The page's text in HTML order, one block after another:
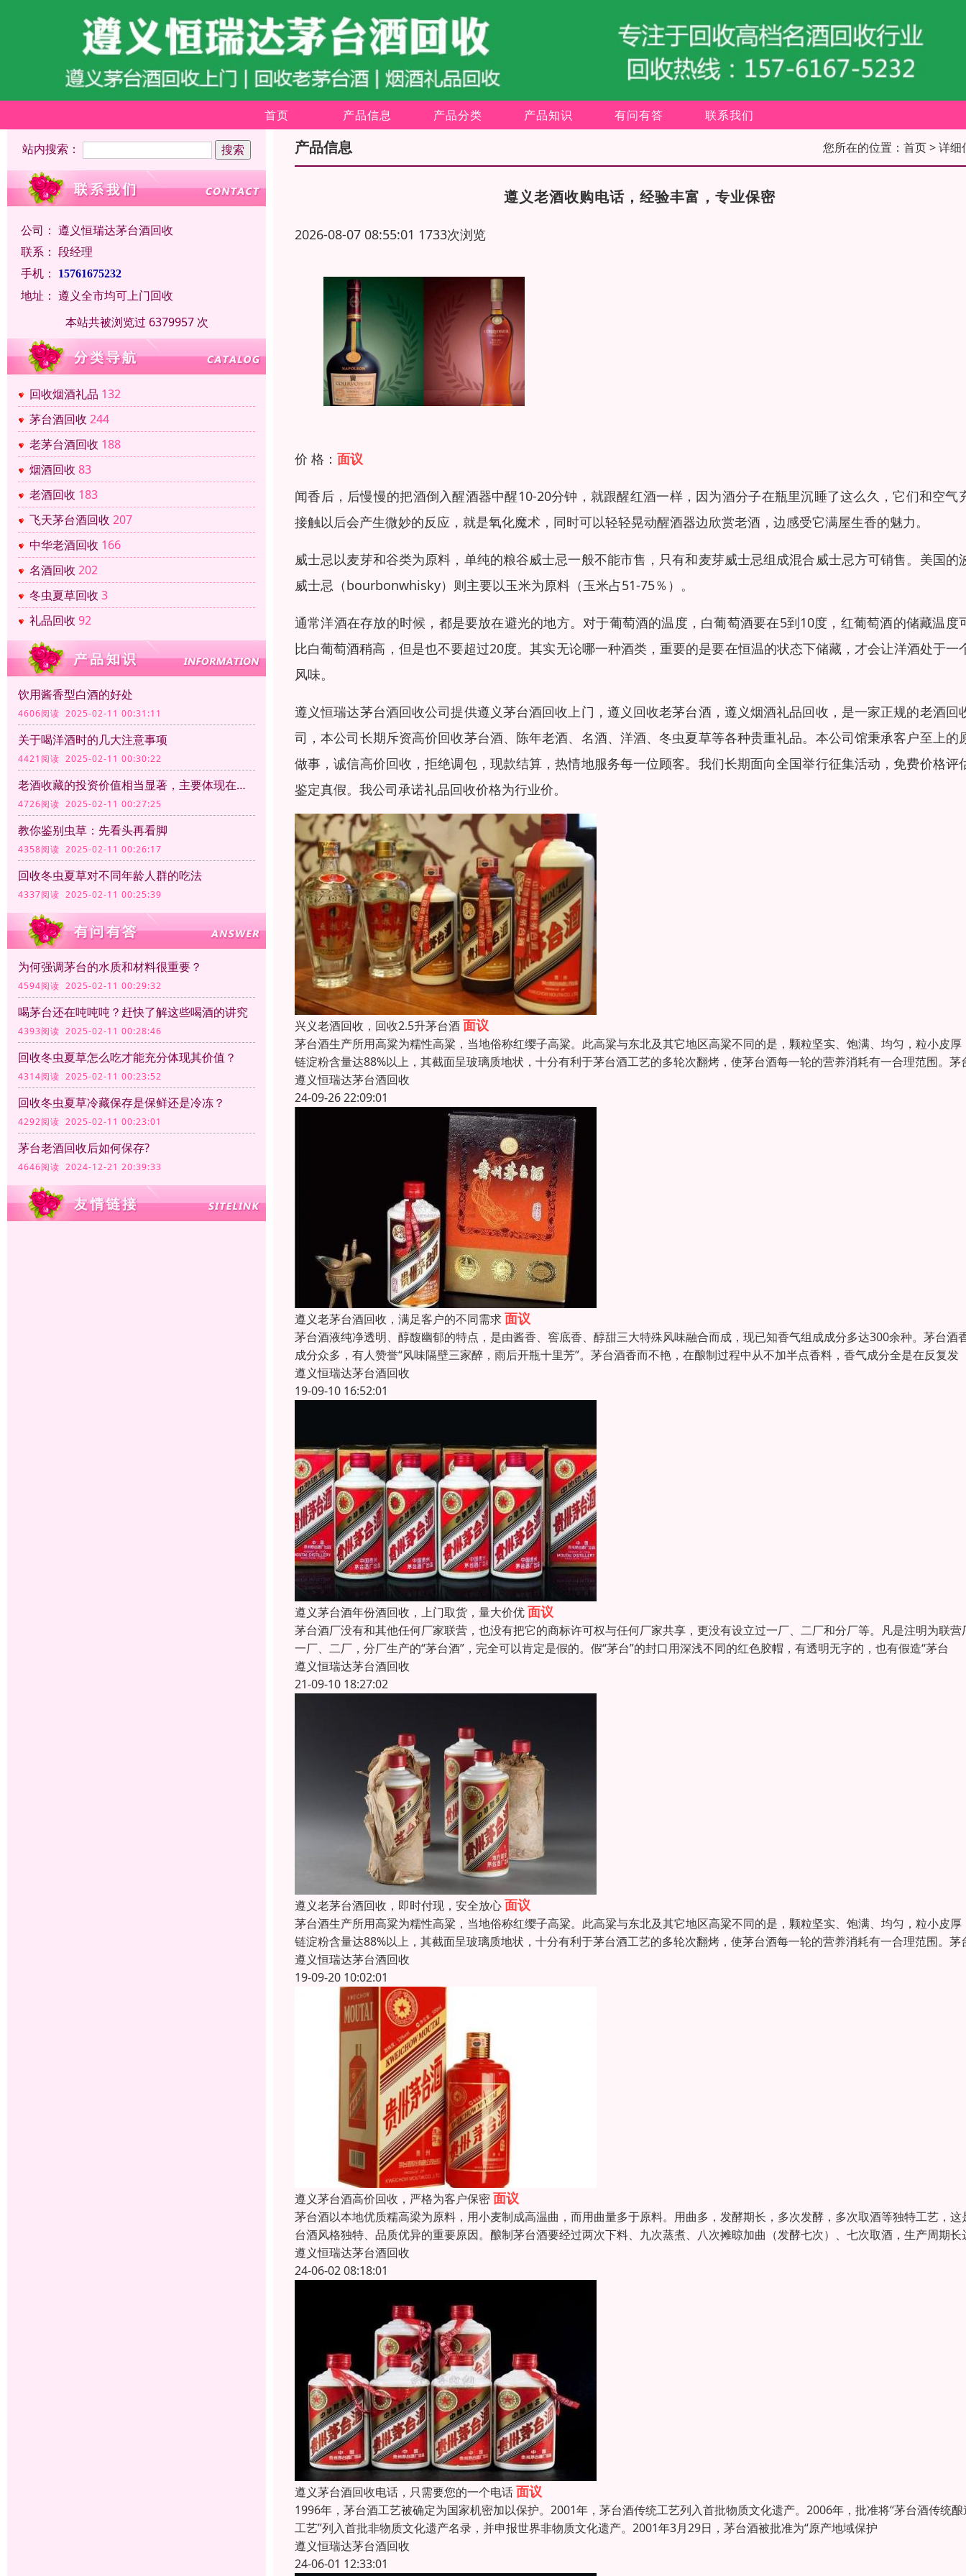
首页 产品信息 产品分类 产品知识 有问有答 联系我们
站内搜索：
公司： 遵义恒瑞达茅台酒回收
联系： 段经理
手机：
15761675232
地址： 遵义全市均可上门回收
本站共被浏览过 6379957 次
回收烟酒礼品 132
茅台酒回收 244
老茅台酒回收 188
烟酒回收 83
老酒回收 183
飞天茅台酒回收 207
中华老酒回收 166
名酒回收 202
冬虫夏草回收 3
礼品回收 92
饮用酱香型白酒的好处
4606阅读 2025-02-11 00:31:11
关于喝洋酒时的几大注意事项
4421阅读 2025-02-11 00:30:22
老酒收藏的投资价值相当显著，主要体现在以下几个方面
4726阅读 2025-02-11 00:27:25
教你鉴别虫草：先看头再看脚
4358阅读 2025-02-11 00:26:17
回收冬虫夏草对不同年龄人群的吃法
4337阅读 2025-02-11 00:25:39
为何强调茅台的水质和材料很重要？
4594阅读 2025-02-11 00:29:32
喝茅台还在吨吨吨？赶快了解这些喝酒的讲究
4393阅读 2025-02-11 00:28:46
回收冬虫夏草怎么吃才能充分体现其价值？
4314阅读 2025-02-11 00:23:52
回收冬虫夏草冷藏保存是保鲜还是冷冻？
4292阅读 2025-02-11 00:23:01
茅台老酒回收后如何保存?
4646阅读 2024-12-21 20:39:33
产品信息 您所在的位置： 首页> 详细
遵义老酒收购电话，经验丰富，专业保密
2026-08-07 08:55:01 1733次浏览
价 格： 面议
闻香后，后慢慢的把酒倒入醒酒器中醒10-20分钟，就跟醒红酒一样，因为酒分子在瓶里沉睡了这么久，它们和空气
接触以后会产生微妙的反应，就是氧化魔术，同时可以轻轻晃动醒酒器边欣赏老酒，边感受它满屋生香的魅力。
威士忌以麦芽和谷类为原料，单纯的粮谷威士忌一般不能市售，只有和麦芽威士忌组成混合威士忌方可销售。美国的
威士忌（bourbonwhisky）则主要以玉米为原料（玉米占51-75％）。
通常洋酒在存放的时候，都是要放在避光的地方。对于葡萄酒的温度，白葡萄酒要在5到10度，红葡萄酒的储藏温度
比白葡萄酒稍高，但是也不要超过20度。其实无论哪一种酒类，重要的是要在恒温的状态下储藏，才会让洋酒处于一
风味。
遵义恒瑞达茅台酒回收公司提供遵义茅台酒回收上门，遵义回收老茅台酒，遵义烟酒礼品回收，是一家正规的老酒回
司，本公司长期斥资高价回收茅台酒、陈年老酒、名酒、洋酒、冬虫夏草等各种贵重礼品。本公司馆秉承客户至上的
做事，诚信高价回收，拒绝调包，现款结算，热情地服务每一位顾客。我们长期面向全国举行征集活动，免费价格评
鉴定真假。我公司承诺礼品回收价格为行业价。
兴义老酒回收，回收2.5升茅台酒面议
茅台酒生产所用高粱为糯性高粱，当地俗称红缨子高粱。此高粱与东北及其它地区高粱不同的是，颗粒坚实、饱满、均匀，粒小皮厚
链淀粉含量达88%以上，其截面呈玻璃质地状，十分有利于茅台酒工艺的多轮次翻烤，使茅台酒每一轮的营养消耗有一合理范围。茅
遵义恒瑞达茅台酒回收
24-09-26 22:09:01
遵义老茅台酒回收，满足客户的不同需求面议
茅台酒液纯净透明、醇馥幽郁的特点，是由酱香、窖底香、醇甜三大特殊风味融合而成，现已知香气组成成分多达300余种。茅台酒
成分众多，有人赞誉“风味隔壁三家醉，雨后开瓶十里芳”。茅台酒香而不艳，在酿制过程中从不加半点香料，香气成分全是在反复发
遵义恒瑞达茅台酒回收
19-09-10 16:52:01
遵义茅台酒年份酒回收，上门取货，量大价优面议
茅台酒厂没有和其他任何厂家联营，也没有把它的商标许可权与任何厂家共享，更没有设立过一厂、二厂和分厂等。凡是注明为联营
一厂、二厂，分厂生产的“茅台酒”，完全可以肯定是假的。假“茅台”的封口用深浅不同的红色胶帽，有透明无字的，也有假造“茅台
遵义恒瑞达茅台酒回收
21-09-10 18:27:02
遵义老茅台酒回收，即时付现，安全放心面议
茅台酒生产所用高粱为糯性高粱，当地俗称红缨子高粱。此高粱与东北及其它地区高粱不同的是，颗粒坚实、饱满、均匀，粒小皮厚
链淀粉含量达88%以上，其截面呈玻璃质地状，十分有利于茅台酒工艺的多轮次翻烤，使茅台酒每一轮的营养消耗有一合理范围。茅
遵义恒瑞达茅台酒回收
19-09-20 10:02:01
遵义茅台酒高价回收，严格为客户保密面议
茅台酒以本地优质糯高梁为原料，用小麦制成高温曲，而用曲量多于原料。用曲多，发酵期长，多次发酵，多次取酒等独特工艺，这
台酒风格独特、品质优异的重要原因。酿制茅台酒要经过两次下料、九次蒸煮、八次摊晾加曲（发酵七次）、七次取酒，生产周期长
遵义恒瑞达茅台酒回收
24-06-02 08:18:01
遵义茅台酒回收电话，只需要您的一个电话面议
1996年，茅台酒工艺被确定为国家机密加以保护。2001年，茅台酒传统工艺列入首批物质文化遗产。2006年，批准将“茅台酒传统酿
工艺”列入首批非物质文化遗产名录，并申报世界非物质文化遗产。2001年3月29日，茅台酒被批准为“原产地域保护
遵义恒瑞达茅台酒回收
24-06-01 12:33:01